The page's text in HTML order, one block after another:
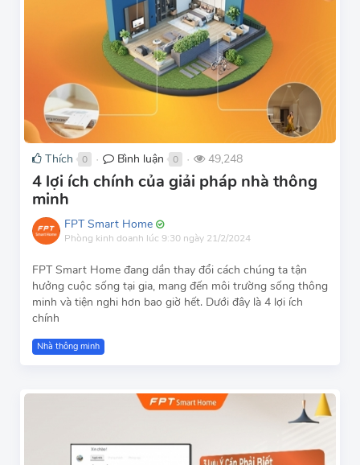
Thích 0 ● Bình luận 0 ● 49,248
4 lợi ích chính của giải pháp nhà thông
minh
FPT Smart Home
Phòng kinh doanh lúc 9:30 ngày 21/2/2024
FPT Smart Home đang dần thay đổi cách chúng ta tận
hưởng cuộc sống tại gia, mang đến môi trường sống thông
minh và tiện nghi hơn bao giờ hết. Dưới đây là 4 lợi ích
chính
Nhà thông minh